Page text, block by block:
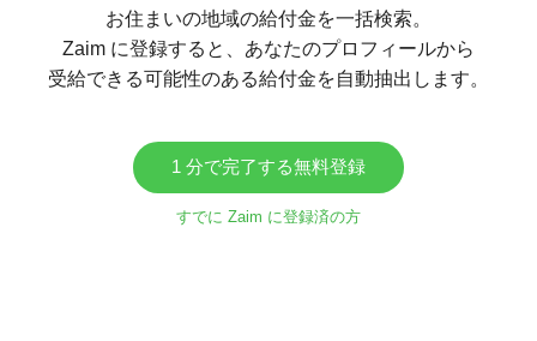
お住まいの地域の給付金を一括検索。
Zaim に登録すると、あなたのプロフィールから
受給できる可能性のある給付金を自動抽出します。
1 分で完了する無料登録
すでに Zaim に登録済の方